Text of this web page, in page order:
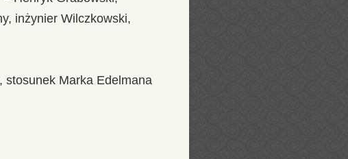
inżynier Wilczkowski,
stosunek Marka Edelmana